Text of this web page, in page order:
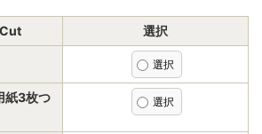
選択
紙3枚つ